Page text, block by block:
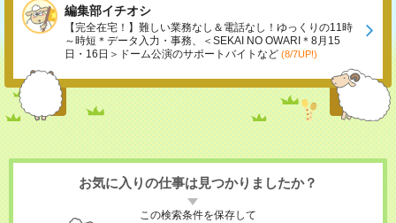
編集部イチオシ
【完全在宅！】難しい業務なし＆電話なし！ゆっくりの11時
～時短＊データ入力・事務、＜SEKAI NO OWARI＊8月15
日・16日＞ドーム公演のサポートバイトなど (8/7UP!)
お気に入りの仕事は見つかりましたか？
この検索条件を保存して